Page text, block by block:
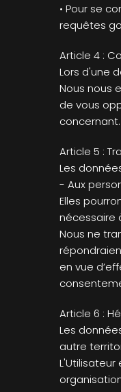
• Pour se
requêtes
Article 4 :
Lors d'une
Nous nous
de vous
concernant.
Article 5 :
Les
- Aux
Elles
nécessaire
Nous ne
en vue
Article 6 :
Les
autre